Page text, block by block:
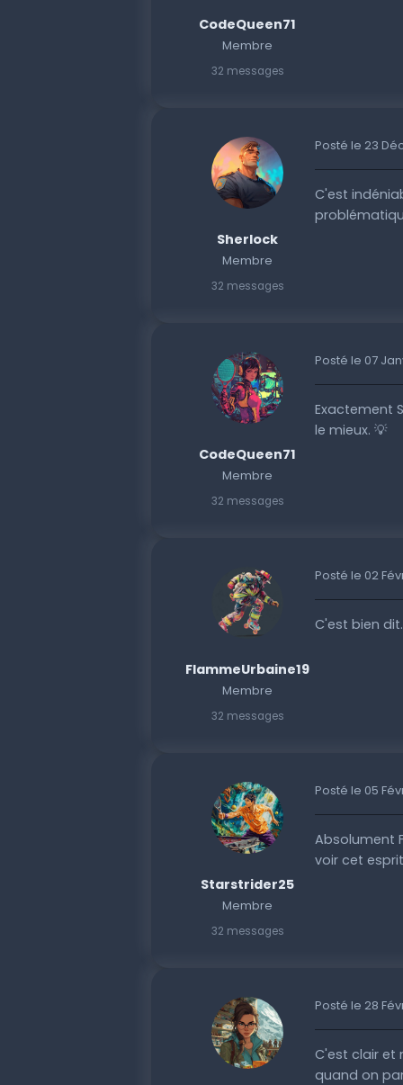
CodeQueen71
Membre
32 messages
Sherlock
Membre
32 messages
Posté le 23
C'est
CodeQueen71
Membre
32 messages
Posté le 07
Exactement
le mieux. 💡
FlammeUrbaine19
Membre
32 messages
Posté le 02
C'est bien
Starstrider25
Membre
32 messages
Posté le 05
Absolument
voir cet
Posté le 28
C'est clair et
quand on